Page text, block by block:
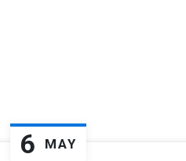
6 MAY